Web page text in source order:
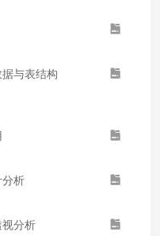
与表结构
析
分析